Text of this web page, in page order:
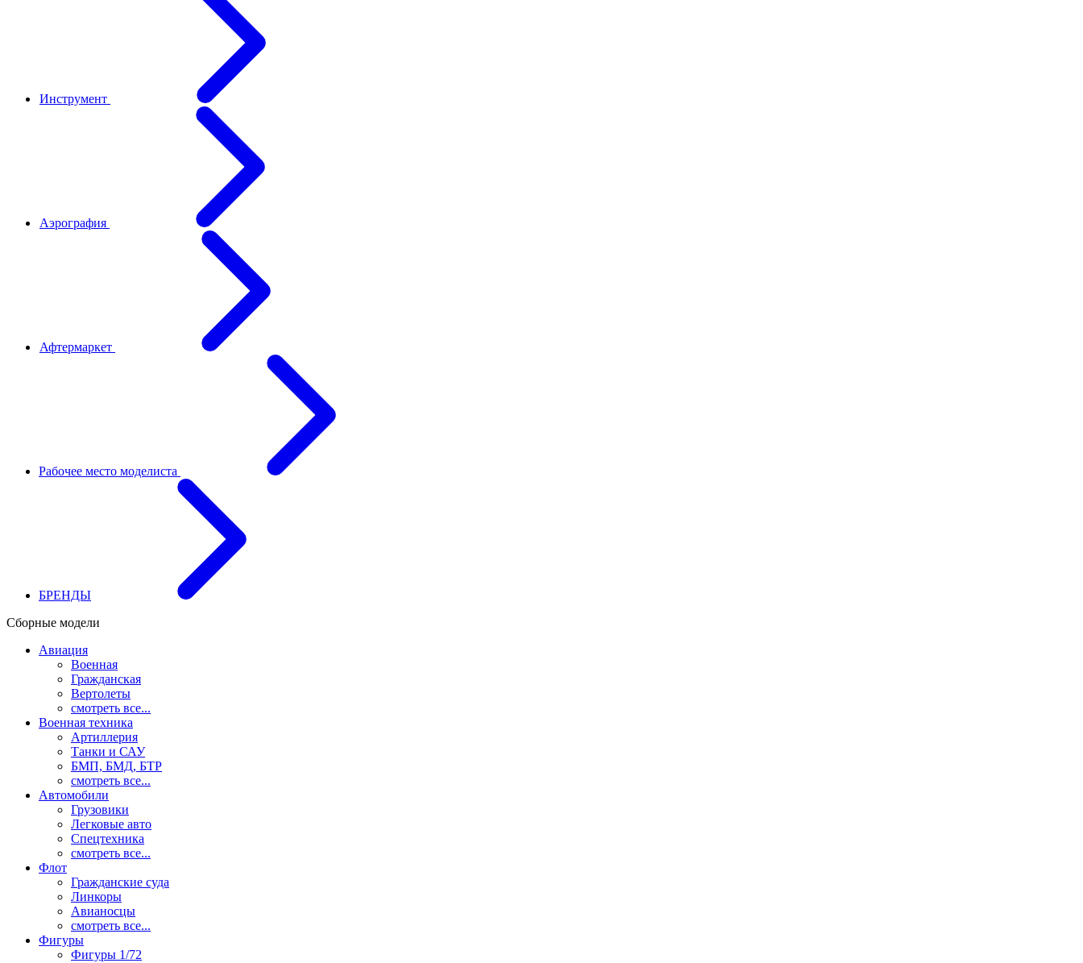
Инструмент
Аэрография
Афтермаркет
Рабочее место моделиста
БРЕНДЫ
Сборные модели
Авиация
Военная
Гражданская
Вертолеты
смотреть все...
Военная техника
Артиллерия
Танки и САУ
БМП, БМД, БТР
смотреть все...
Автомобили
Грузовики
Легковые авто
Спецтехника
смотреть все...
Флот
Гражданские суда
Линкоры
Авианосцы
смотреть все...
Фигуры
Фигуры 1/72